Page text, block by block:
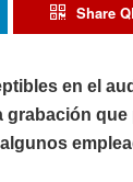
Share
en el
que